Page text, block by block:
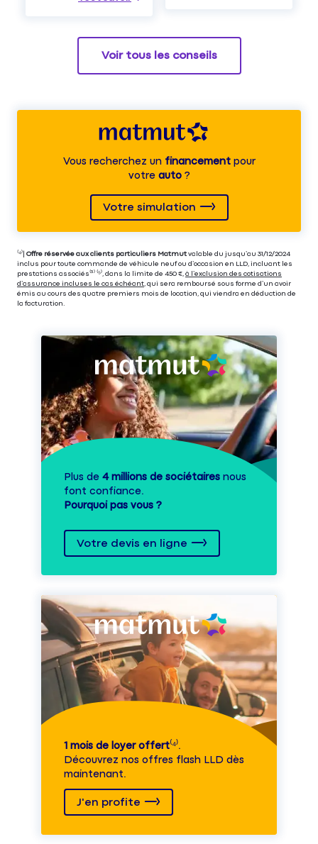
Voir tous les conseils
Vous recherchez unfinancementpour
votre auto?
Votre simulation
⁽⁴⁾| Offre réservée aux clients particuliers Matmut valable du jusqu’au 31/12/2024
inclus pour toute commande de véhicule neuf ou d’occasion en LLD, incluant les
prestations associés⁽³⁾ ⁽⁵⁾, dans la limite de 450 €, à l’exclusion des cotisations
d’assurance incluses le cas échéant , qui sera remboursé sous forme d’un avoir
émis au cours des quatre premiers mois de location, qui viendra en déduction de
la facturation.
Plus de 4 millions de sociétaires nous
font confiance.
Pourquoi pas vous ?
Votre devis en ligne
1 mois de loyer offert⁽⁴⁾.
Découvrez nos offres flash LLD dès
maintenant.
J'en profite